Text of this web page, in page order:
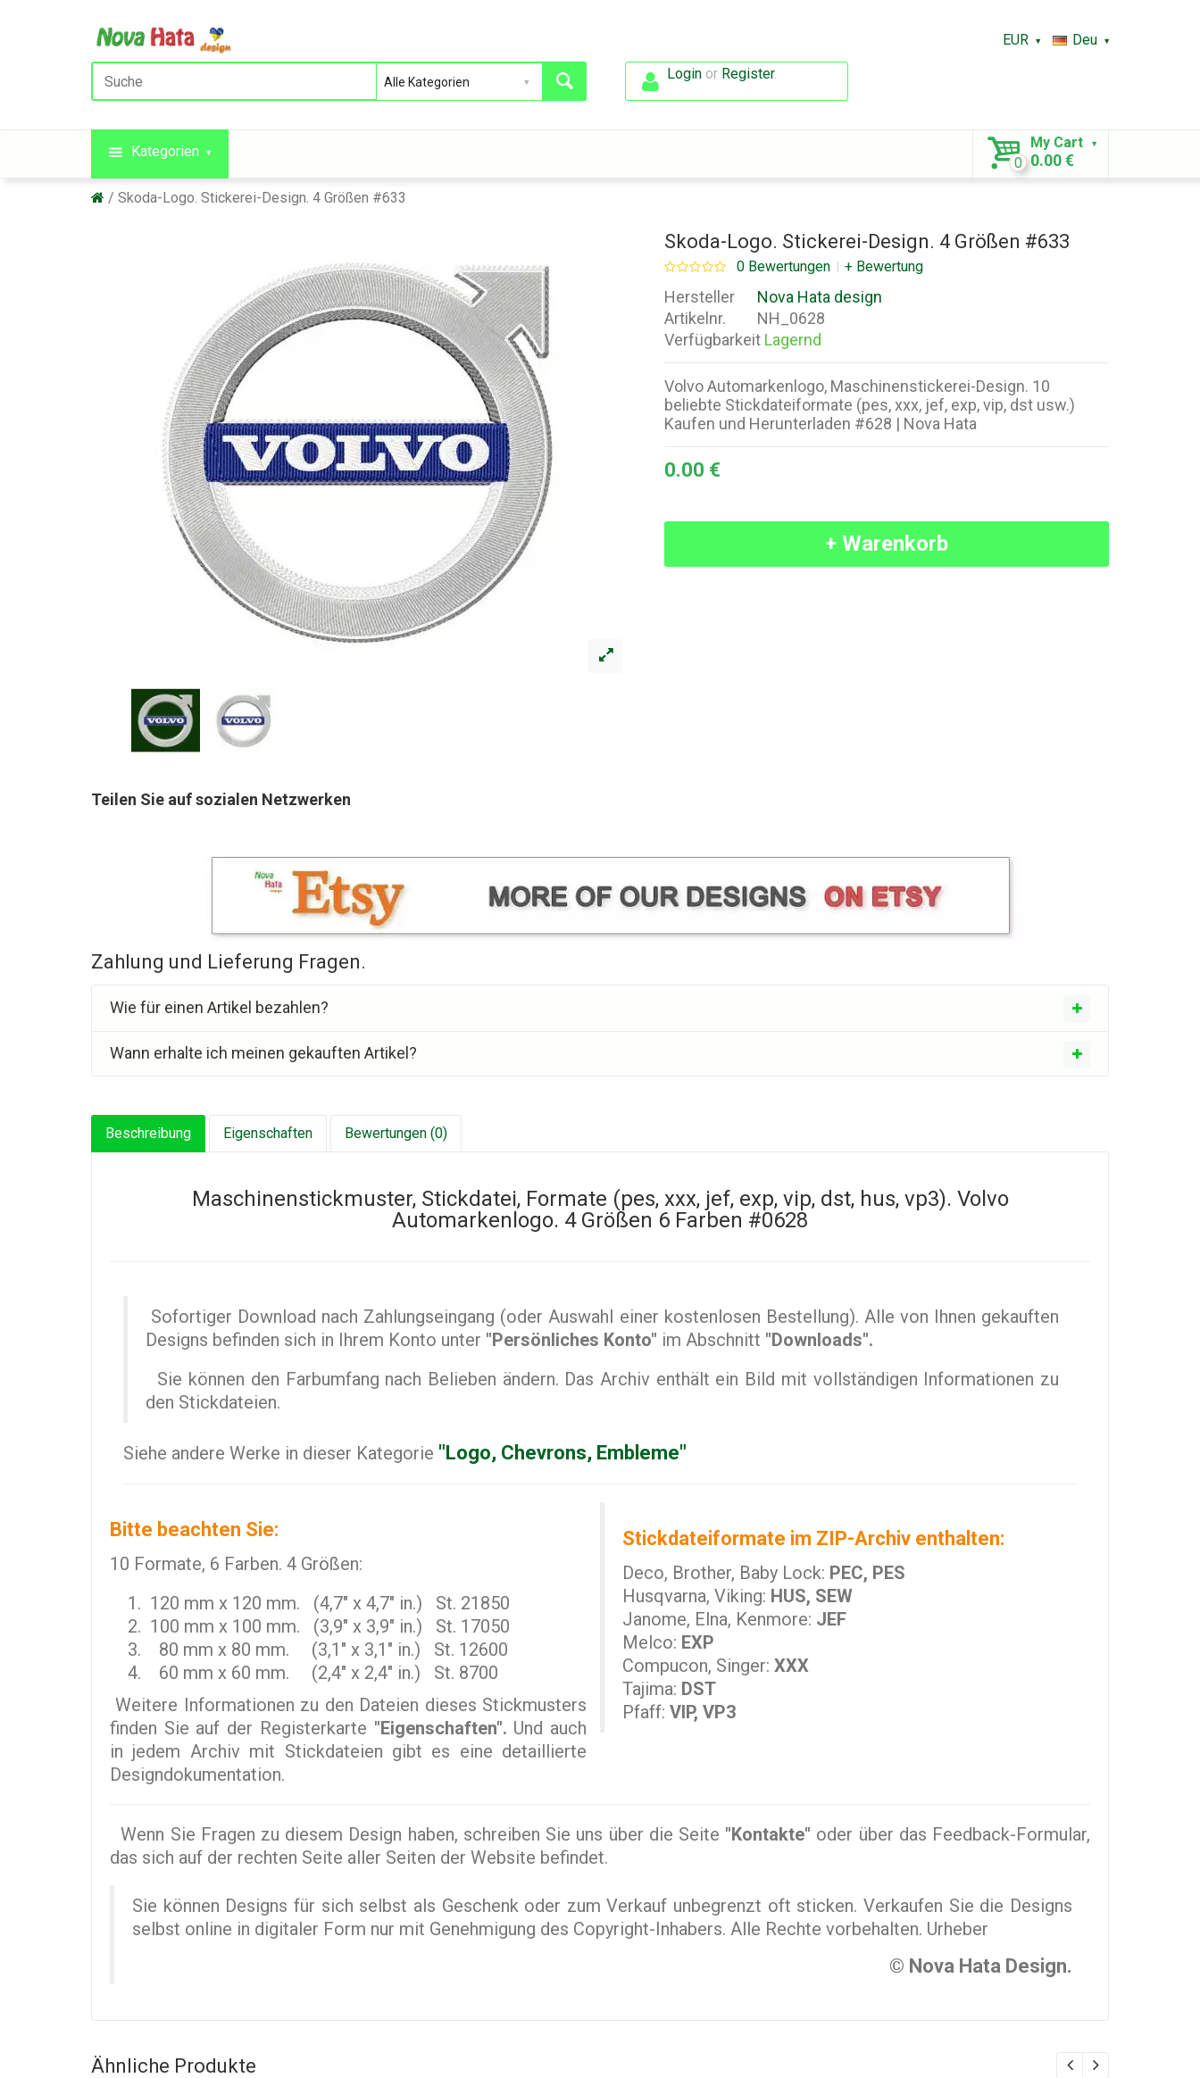
EUR
Deu
Loginor Register.
Kategorien
My Cart
0 0.00 €
Skoda-Logo. Stickerei-Design. 4 Größen #633
Teilen Sie auf sozialen Netzwerken
Skoda-Logo. Stickerei-Design. 4 Größen #633
0 Bewertungen + Bewertung
Hersteller
Nova Hata design
Artikelnr.
NH_0628
Verfügbarkeit Lagernd
Volvo Automarkenlogo, Maschinenstickerei-Design. 10
beliebte Stickdateiformate (pes, xxx, jef, exp, vip, dst usw.)
Kaufen und Herunterladen #628 | Nova Hata
0.00 €
+ Warenkorb
Zahlung und Lieferung Fragen.
Wie für einen Artikel bezahlen?
Wann erhalte ich meinen gekauften Artikel?
Beschreibung Eigenschaften Bewertungen (0)
Maschinenstickmuster, Stickdatei, Formate (pes, xxx, jef, exp, vip, dst, hus, vp3). Volvo
Automarkenlogo. 4 Größen 6 Farben #0628
Sofortiger Download nach Zahlungseingang (oder Auswahl einer kostenlosen Bestellung). Alle von Ihnen gekauften
Designs befinden sich in Ihrem Konto unter "Persönliches Konto" im Abschnitt "Downloads".
Sie können den Farbumfang nach Belieben ändern. Das Archiv enthält ein Bild mit vollständigen Informationen zu
den Stickdateien.
Siehe andere Werke in dieser Kategorie "Logo, Chevrons, Embleme"
Bitte beachten Sie:
10 Formate, 6 Farben. 4 Größen:
120 mm x 120 mm. (4,7" x 4,7" in.) St. 21850
100 mm x 100 mm. (3,9" x 3,9" in.) St. 17050
80 mm x 80 mm. (3,1" x 3,1" in.) St. 12600
60 mm x 60 mm. (2,4" x 2,4" in.) St. 8700
Weitere Informationen zu den Dateien dieses Stickmusters
finden Sie auf der Registerkarte "Eigenschaften". Und auch
in jedem Archiv mit Stickdateien gibt es eine detaillierte
Designdokumentation.
Stickdateiformate im ZIP-Archiv enthalten:
Deco, Brother, Baby Lock: PEC, PES
Husqvarna, Viking: HUS, SEW
Janome, Elna, Kenmore: JEF
Melco: EXP
Compucon, Singer: XXX
Tajima: DST
Pfaff: VIP, VP3
Wenn Sie Fragen zu diesem Design haben, schreiben Sie uns über die Seite "Kontakte" oder über das Feedback-Formular,
das sich auf der rechten Seite aller Seiten der Website befindet.
Sie können Designs für sich selbst als Geschenk oder zum Verkauf unbegrenzt oft sticken. Verkaufen Sie die Designs
selbst online in digitaler Form nur mit Genehmigung des Copyright-Inhabers. Alle Rechte vorbehalten. Urheber
© Nova Hata Design.
Ähnliche Produkte